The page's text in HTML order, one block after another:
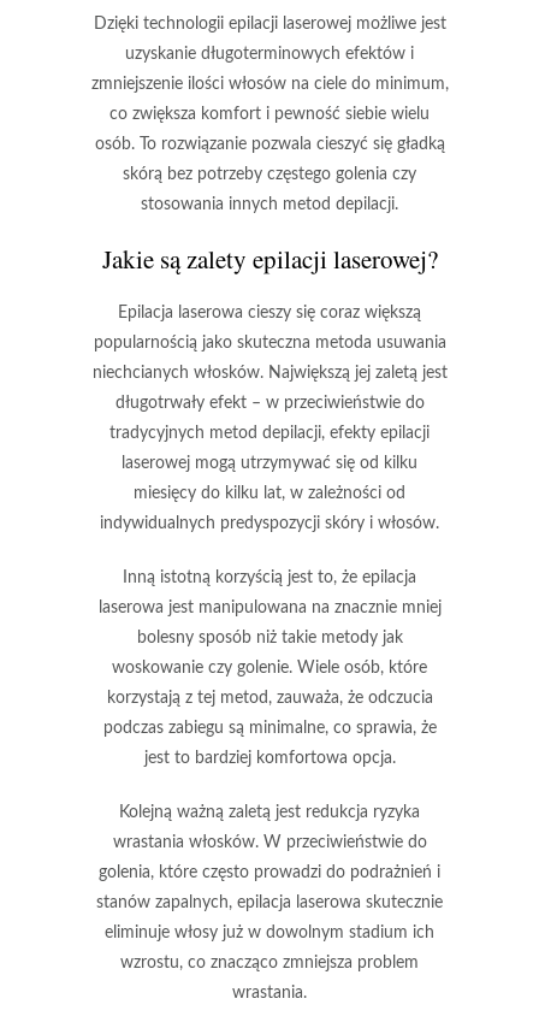
Dzięki technologii epilacji laserowej możliwe jest
uzyskanie długoterminowych efektów i
zmniejszenie ilości włosów na ciele do minimum,
co zwiększa komfort i pewność siebie wielu
osób. To rozwiązanie pozwala cieszyć się gładką
skórą bez potrzeby częstego golenia czy
stosowania innych metod depilacji.
Jakie są zalety epilacji laserowej?
Epilacja laserowa cieszy się coraz większą
popularnością jako skuteczna metoda usuwania
niechcianych włosków. Największą jej zaletą jest
długotrwały efekt– w przeciwieństwie do
tradycyjnych metod depilacji, efekty epilacji
laserowej mogą utrzymywać się od kilku
miesięcy do kilku lat, w zależności od
indywidualnych predyspozycji skóry i włosów.
Inną istotną korzyścią jest to, że epilacja
laserowa jest manipulowana na znacznie mniej
bolesny sposóbniż takie metody jak
woskowanie czy golenie. Wiele osób, które
korzystają z tej metod, zauważa, że odczucia
podczas zabiegu są minimalne, co sprawia, że
jest to bardziej komfortowa opcja.
Kolejną ważną zaletą jest redukcja ryzyka
wrastania włosków. W przeciwieństwie do
golenia, które często prowadzi do podrażnień i
stanów zapalnych, epilacja laserowa skutecznie
eliminuje włosy już w dowolnym stadium ich
wzrostu, co znacząco zmniejsza problem
wrastania.